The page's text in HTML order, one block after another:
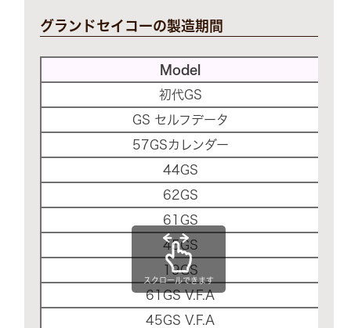
グランドセイコーの製造期間
Model
初代GS
GS セルフデータ
57GSカレンダー
44GS
62GS
61GS
45GS
19GS
61GS V.F.A
45GS V.F.A
スクロールできます